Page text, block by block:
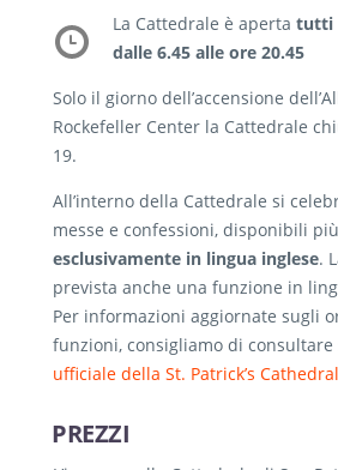
La Cattedrale è aperta tutti
dalle 6.45 alle ore 20.45
Solo il giorno dell’accensione
Rockefeller Center la Cattedrale
19.
All’interno della Cattedrale si
messe e confessioni, disponibili
esclusivamente in lingua inglese.
prevista anche una funzione in
Per informazioni aggiornate sugli
funzioni, consigliamo di consultare
ufficiale della St. Patrick’s Cathedral
PREZZI